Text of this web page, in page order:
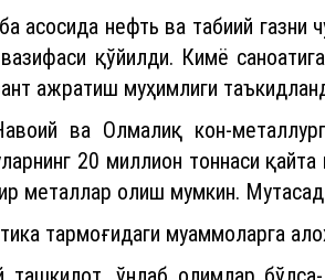
қўйилди. Кимё
ажратиш муҳимлиги
ва Олмалиқ кон-
20 миллион тоннаси
металлар олиш мумкин.
тармоғидаги муаммоларга
ўнлаб олимлар
истеъмолини таҳлил